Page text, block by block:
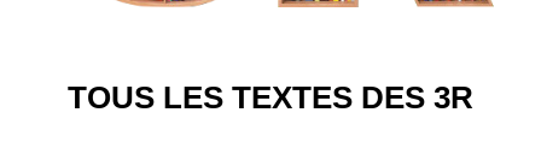
TOUS LES TEXTES DES 3R